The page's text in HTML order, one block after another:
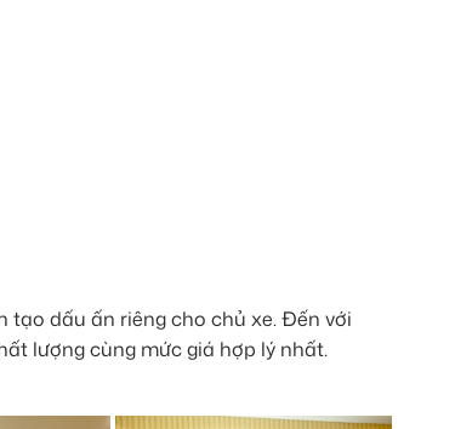
tạo dấu ấn riêng cho chủ xe. Đến với
lượng cùng mức giá hợp lý nhất.